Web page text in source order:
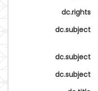
dc.rights
dc.subject
dc.subject
dc.subject